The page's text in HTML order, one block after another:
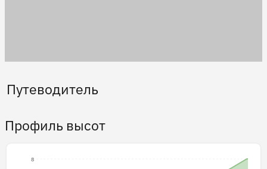
Путеводитель
Профиль высот
8